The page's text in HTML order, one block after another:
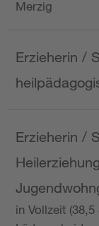
Merzig
Erzieherin /
Erzieherin /
in Vollzeit